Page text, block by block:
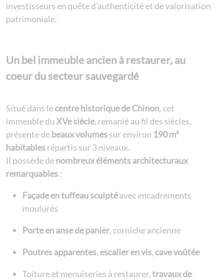
investisseurs en quête d’authenticité et de valorisation
patrimoniale.
Un bel immeuble ancien à restaurer, au
coeur du secteur sauvegardé
Situé dans lecentre historique de Chinon, cet
immeuble duXVe siècle, remanié au fil des siècles,
présente debeaux volumessur environ 190 m²
habitablesrépartis sur 3 niveaux.
Il possède denombreux éléments architecturaux
remarquables:
Façade en tuffeau sculptéavec encadrements
moulurés
Porte en anse de panier, corniche ancienne
Poutres apparentes, escalier en vis, cave voûtée
Toiture et menuiseries à restaurer,travaux de